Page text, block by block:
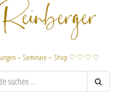
– Seminare – Shop ♡ ♡ ♡ ♡